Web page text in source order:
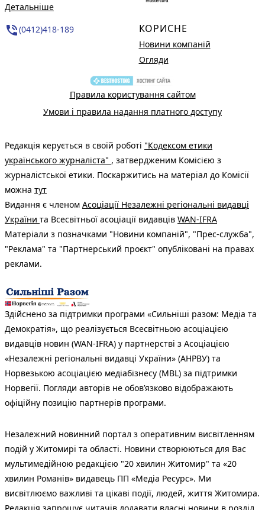
Детальніше
phone_in_talk(0412)418-189 КОРИСНЕ
Новини компаній
Огляди
Правила користування сайтом
Умови і правила надання платного доступу
Редакція керується в своїй роботі "Кодексом етики
українського журналіста" , затвердженим Комісією з
журналістської етики. Поскаржитись на матеріал до Комісії
можна тут
Видання є членом Асоціації Незалежні регіональні видавці
України та Всесвітньої асоціації видавців WAN-IFRA
Матеріали з позначками "Новини компаній", "Прес-служба",
"Реклама" та "Партнерський проєкт" опубліковані на правах
реклами.
Здійснено за підтримки програми «Сильніші разом: Медіа та
Демократія», що реалізується Всесвітньою асоціацією
видавців новин (WAN-IFRA) у партнерстві з Асоціацією
«Незалежні регіональні видавці України» (АНРВУ) та
Норвезькою асоціацією медіабізнесу (MBL) за підтримки
Норвегії. Погляди авторів не обов’язково відображають
офіційну позицію партнерів програми.
Незалежний новинний портал з оперативним висвітленням
подій у Житомирі та області. Новини створюються для Вас
мультимедійною редакцією "20 хвилин Житомир" та «20
хвилин Романів» видавець ПП «Медіа Ресурс». Ми
висвітлюємо важливі та цікаві події, людей, життя Житомира.